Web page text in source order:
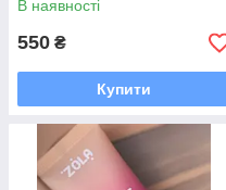
В наявності
550 ₴
Купити